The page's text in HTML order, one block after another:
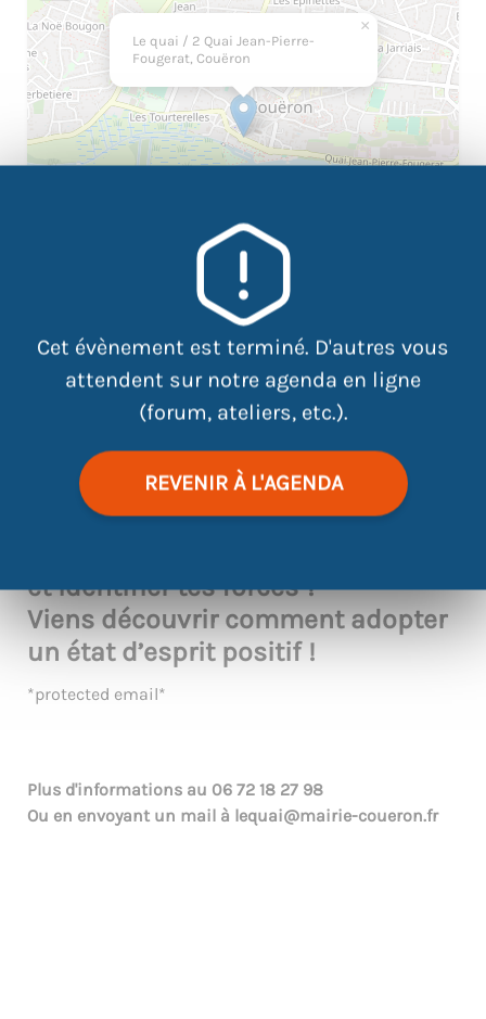
Cet évènement est terminé. D'autres vous
attendent sur notre agenda en ligne
(forum, ateliers, etc.).
REVENIR À L'AGENDA
Le quai / 2 Quai Jean-Pierre-
Fougerat, Couëron
×
Leaflet | ©OpenStreetMapcontributors
Atelier de préparation pour leFORUM EMPLOI : JOBS
D’ÉTÉ ET ALTERNANCE DE COUËRON
et identifier tes forces ?
Viens découvrir comment adopter
un état d’esprit positif !
*protected email*
Plus d'informations au 06 72 18 27 98
Ou en envoyant un mail à lequai@mairie-coueron.fr